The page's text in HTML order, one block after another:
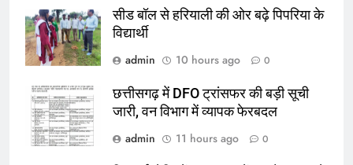
सीड बॉल से हरियाली की ओर बढ़े पिपरिया के
विद्यार्थी
admin
10 hours ago 0
छत्तीसगढ़ में DFO ट्रांसफर की बड़ी सूची
जारी, वन विभाग में व्यापक फेरबदल
admin
11 hours ago 0